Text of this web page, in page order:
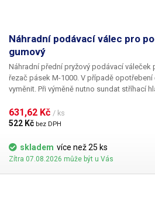
Náhradní podávací válec pro
gumový
Náhradní přední pryžový podávací váleček
řezač pásek M-1000. V případě
vyměnit. Při výměně nutno sundat stříhací
631,62 Kč / ks
522 Kč bez DPH
skladem více než 25 ks
Zítra 07.08.2026 může být u Vás